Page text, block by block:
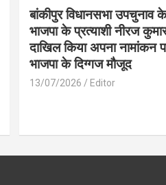
बांकीपुर विधानसभा उपचुनाव
भाजपा के प्रत्याशी नीरज
दाखिल किया अपना नामांकन
भाजपा के दिग्गज मौजूद
13/07/2026 Editor